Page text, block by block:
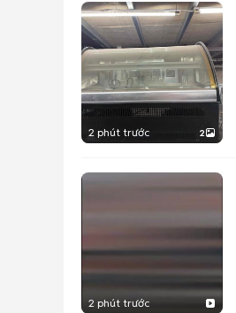
2 phút trước 2
2 phút trước